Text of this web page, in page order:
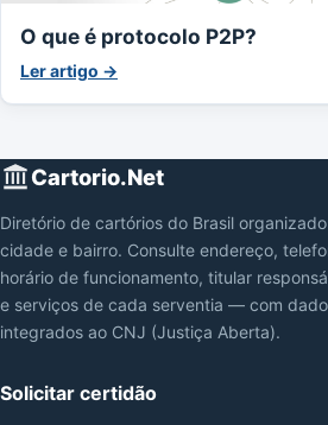
O que é protocolo P2P?
Ler artigo →
Cartorio.Net
Diretório de cartórios do Brasil
cidade e bairro. Consulte endereço,
horário de funcionamento, titular
e serviços de cada serventia — com
integrados ao CNJ (Justiça Aberta).
Solicitar certidão